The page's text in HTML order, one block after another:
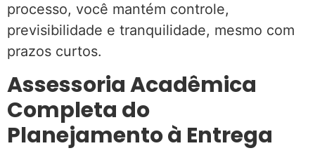
processo, você mantém controle,
previsibilidade e tranquilidade, mesmo com
prazos curtos.
Assessoria Acadêmica
Completa do
Planejamento à Entrega